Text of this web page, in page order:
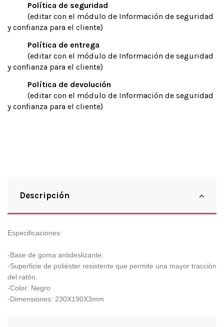
Política de seguridad
(editar con el módulo de Información de seguridad
y confianza para el cliente)
Política de entrega
(editar con el módulo de Información de seguridad
y confianza para el cliente)
Política de devolución
(editar con el módulo de Información de seguridad
y confianza para el cliente)
Descripción
Especificaciones:
-Base de goma antideslizante.
-Superficie de poliéster resistente que permite una mayor tracción
del ratón.
-Color: Negro
-Dimensiones: 230X190X3mm